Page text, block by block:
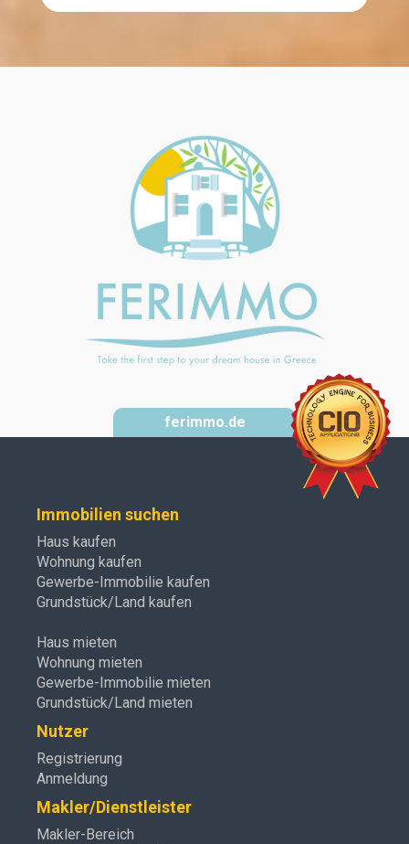
ferimmo.de
Immobilien suchen
Haus kaufen
Wohnung kaufen
Gewerbe-Immobilie kaufen
Grundstück/Land kaufen
Haus mieten
Wohnung mieten
Gewerbe-Immobilie mieten
Grundstück/Land mieten
Nutzer
Registrierung
Anmeldung
Makler/Dienstleister
Makler-Bereich